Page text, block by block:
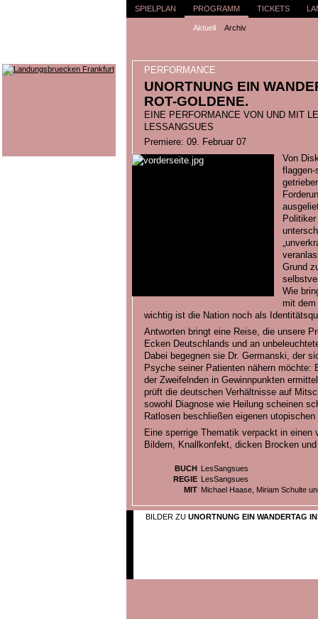
SPIELPLAN PROGRAMM
Aktuell Archiv
TICKETS
PERFORMANCE
UNORTNUNG EIN
ROT-GOLDENE.
EINE PERFORMANCE VON UND MIT
LESSANGSUES
Premiere: 09. Februar 07
Von
Grund
Wie
mit dem
wichtig ist die Nation noch als
Antworten bringt eine Reise, die unsere
Ecken Deutschlands und an
Dabei begegnen sie Dr. Germanski, der
Psyche seiner Patienten nähern möchte:
der Zweifelnden in Gewinnpunkten
prüft die deutschen Verhältnisse auf
sowohl Diagnose wie Heilung scheinen
Ratlosen beschließen eigenen
Eine sperrige Thematik verpackt in
Bildern, Knallkonfekt, dicken Brocken
BUCH LesSangsues
REGIE LesSangsues
MIT Michael Haase, Miriam Schulte
BILDER ZU UNORTNUNG EIN WANDERTAG